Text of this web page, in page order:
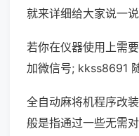
就来详细给大家说一
若你在仪器使用上需
加微信号; kkss8691
全自动麻将机程序改
般是指通过一些无需